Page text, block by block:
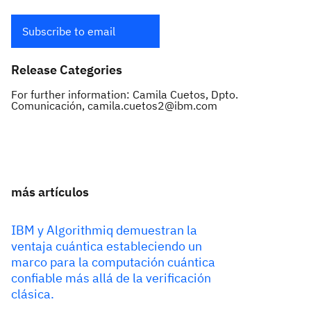
Subscribe to email
Release Categories
For further information: Camila Cuetos, Dpto.
Comunicación, camila.cuetos2@ibm.com
más artículos
IBM y Algorithmiq demuestran la
ventaja cuántica estableciendo un
marco para la computación cuántica
confiable más allá de la verificación
clásica.